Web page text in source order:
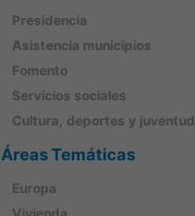
Presidencia
Asistencia municipios
Fomento
Servicios sociales
Cultura, deportes y juventud
Áreas Temáticas
Europa